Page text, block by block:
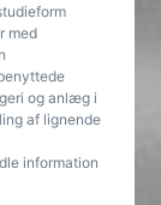
med
og anlæg i
af lignende
information